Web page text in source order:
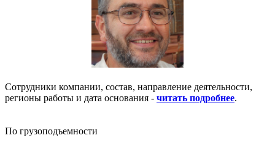
Сотрудники компании, состав, направление деятельности,
регионы работы и дата основания - читать подробнее.
По грузоподъемности